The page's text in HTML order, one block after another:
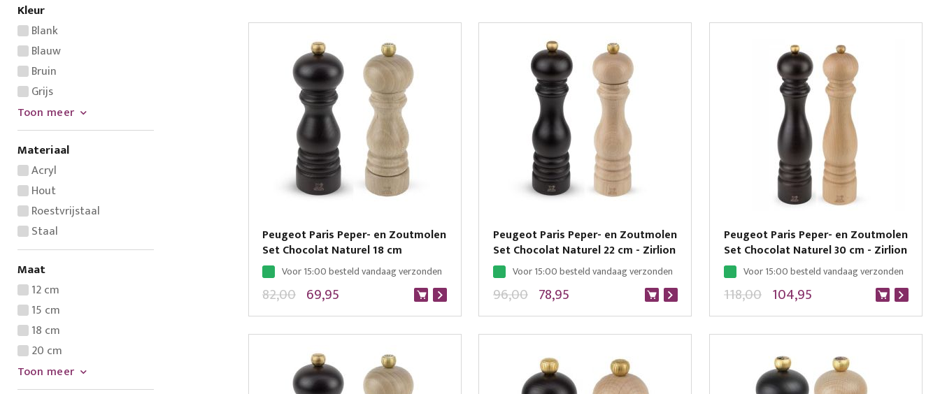
Peugeot Paris Peper- en Zoutmolen
Set Chocolat Naturel 18 cm
Voor 15:00 besteld vandaag verzonden
69,95
82,00
Peugeot Paris Peper- en Zoutmolen
Set Chocolat Naturel 22 cm - Zirlion
Voor 15:00 besteld vandaag verzonden
78,95
96,00
Peugeot Paris Peper- en Zoutmolen
Set Chocolat Naturel 30 cm - Zirlion
Voor 15:00 besteld vandaag verzonden
104,95
118,00
Kleur
Blank
Blauw
Bruin
Grijs
Toon meer
Materiaal
Acryl
Hout
Roestvrijstaal
Staal
Maat
12 cm
15 cm
18 cm
20 cm
Toon meer